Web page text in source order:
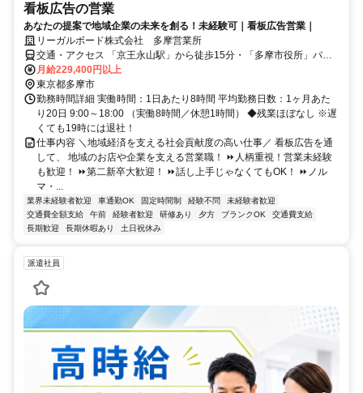
看板広告の営業
あなたの提案で地域企業の未来を創る！未経験可｜看板広告営業｜
リーガルボード株式会社 多摩営業所
交通・アクセス 「京王永山駅」から徒歩15分・「多摩市役所」バス
停から徒歩5分・「諏訪下橋」バス停から徒歩3分
月給229,400円以上
東京都多摩市
勤務時間詳細 実働時間：1日あたり8時間 平均勤務日数：1ヶ月あた
り20日 9:00～18:00 （実働8時間／休憩1時間） ◆残業ほぼなし ※遅
くても19時には退社！
仕事内容 ＼地域経済を支える社会貢献度の高い仕事／ 看板広告を通
して、 地域のお店や企業を支える営業職！ ⏩人柄重視！営業未経験
も歓迎！ ⏩第二新卒大歓迎！ ⏩話し上手じゃなくてもOK！ ⏩ノル
マ・...
業界未経験者歓迎 車通勤OK 固定時間制 経験不問
未経験者歓迎
交通費全額支給
午前 経験者歓迎 研修あり 夕方 ブランクOK
交通費支給
長期歓迎
長期休暇あり 土日祝休み
派遣社員